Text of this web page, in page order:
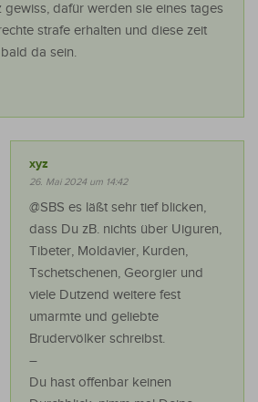
gewiss, dafür werden sie eines tages
strafe erhalten und diese zeit
da sein.
xyz
26. Mai 2024 um 14:42
@SBS es läßt sehr tief blicken,
dass Du zB. nichts über Uiguren,
Tibeter, Moldavier, Kurden,
Tschetschenen, Georgier und
viele Dutzend weitere fest
umarmte und geliebte
Brudervölker schreibst.
–
Du hast offenbar keinen